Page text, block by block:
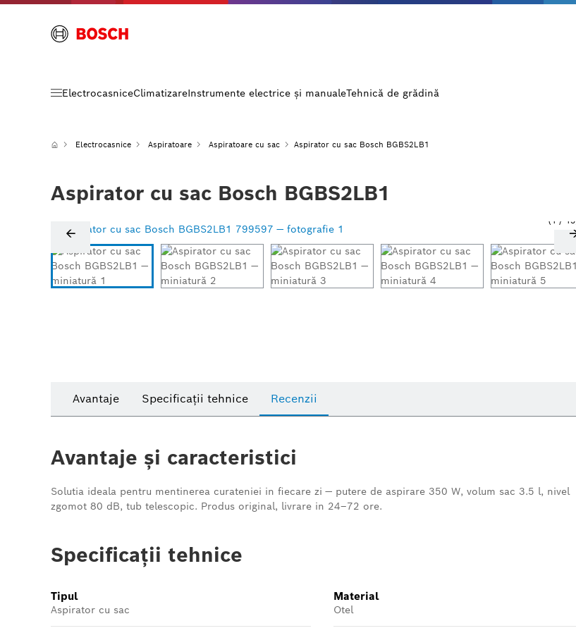
ElectrocasniceClimatizareInstrumente electrice și manualeTehnică de grădină
Electrocasnice Aspiratoare Aspiratoare cu sac Aspirator cu sac Bosch BGBS2LB1
Aspirator cu sac Bosch BGBS2LB1
1 / 15
Avantaje Specificații tehnice Recenzii
Avantaje și caracteristici
Solutia ideala pentru mentinerea curateniei in fiecare zi — putere de aspirare 350 W, volum sac 3.5 l, nivel
zgomot 80 dB, tub telescopic. Produs original, livrare in 24–72 ore.
Specificații tehnice
Tipul
Aspirator cu sac
Material
Otel